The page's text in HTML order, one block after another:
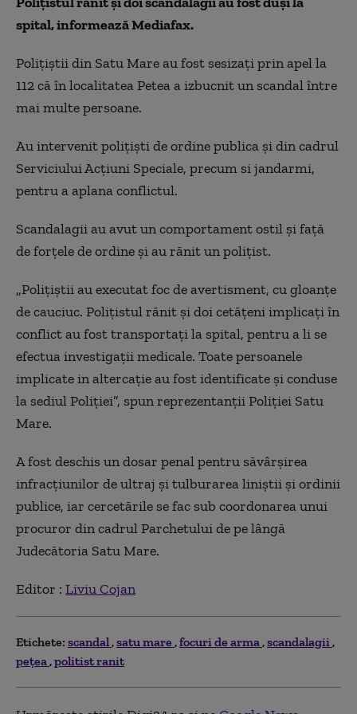
spital,informează Mediafax.
Polițiștii din Satu Mare au fost sesizați prin apel la
112 că în localitatea Petea a izbucnit un scandal între
mai multe persoane.
Au intervenit polițiști de ordine publica și din cadrul
Serviciului Acțiuni Speciale, precum si jandarmi,
pentru a aplana conflictul.
Scandalagii au avut un comportament ostil și față
de forțele de ordine și au rănit un polițist.
„Polițiștii au executat foc de avertisment, cu gloanțe
de cauciuc. Polițistul rănit și doi cetățeni implicați în
conflict au fost transportați la spital, pentru a li se
efectua investigații medicale. Toate persoanele
implicate in altercație au fost identificate și conduse
la sediul Poliției”, spun reprezentanții Poliției Satu
Mare.
A fost deschis un dosar penal pentru săvârșirea
infracțiunilor de ultraj și tulburarea liniștii și ordinii
publice, iar cercetările se fac sub coordonarea unui
procuror din cadrul Parchetului de pe lângă
Judecătoria Satu Mare.
Editor : Liviu Cojan
Etichete: scandal satu mare focuri de arma scandalagii
peţea politist ranit